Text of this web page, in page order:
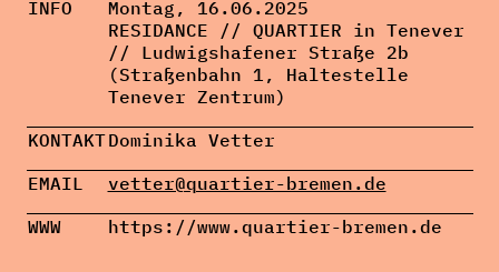
INFO
Montag, 16.06.2025
RESIDANCE // QUARTIER in Tenever
// Ludwigshafener Straße 2b
(Straßenbahn 1, Haltestelle
Tenever Zentrum)
KONTAKTDominika Vetter
EMAIL
vetter@quartier-bremen.de
WWW
https://www.quartier-bremen.de